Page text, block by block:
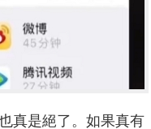
真是絕了。如果真有